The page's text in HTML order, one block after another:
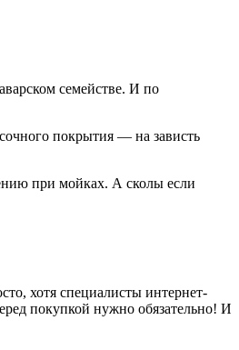
семействе. И по
покрытия — на зависть
при мойках. А сколы если
хотя специалисты интернет-
покупкой нужно обязательно! И